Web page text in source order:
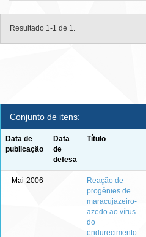
Resultado 1-1 de 1.
Conjunto de itens:
Data de
publicação
Data
de
defesa
Título
Mai-2006 -
Reação de
progênies de
maracujazeiro-
azedo ao vírus
do
endurecimento